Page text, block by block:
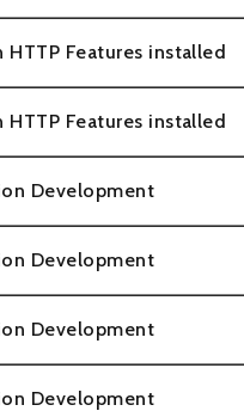
HTTP Features installed
HTTP Features installed
Development
Development
Development
Development